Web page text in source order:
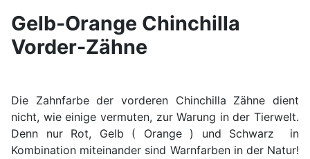
Gelb-Orange Chinchilla
Vorder-Zähne
Die Zahnfarbe der vorderen Chinchilla Zähne dient
nicht, wie einige vermuten, zur Warung in der Tierwelt.
Denn nur Rot, Gelb ( Orange ) und Schwarz in
Kombination miteinander sind Warnfarben in der Natur!